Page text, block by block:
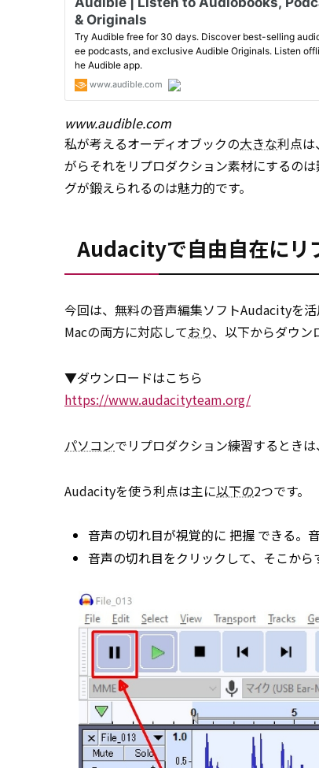
www.audible.com
私が考えるオーディオブックの大きな利点は
がらそれをリプロダクション素材にするの
グが鍛えられるのは魅力的です。
Audacityで自由自在にリ
今回は、無料の音声編集ソフトAudacityを
Macの両方に対応しており、以下からダウン
▼ダウンロードはこちら
https://www.audacityteam.org/
パソコンでリプロダクション練習するときは
Audacityを使う利点は主に以下の2つです。
音声の切れ目が視覚的に 把握 できる。
音声の切れ目をクリックして、そこから